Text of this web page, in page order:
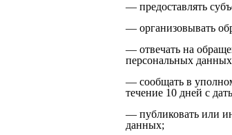
— предоставлять
— организовывать
— отвечать на
персональных
— сообщать в
течение 10 дней с
— публиковать или
данных;